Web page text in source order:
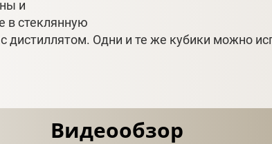
и
в стеклянную
Одни и те же кубики можно
Видеообзор